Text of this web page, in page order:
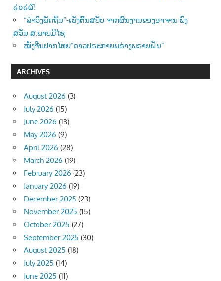
໒໐໒໖!
“ລຳວົງພັດຖິ່ນ“-ເພັງຕົ້ນສບັບ ຈາກຜົນງານຂອງອາຈານ ພົງ
ສວັນ ສ.ພາບມີໄຊ
ໜັງຈີນປາກໄທຍ”ດາວປຣະກາຍພຣ່າງພຣາຍຝັນ”
ARCHIVES
August 2026 (3)
July 2026 (15)
June 2026 (13)
May 2026 (9)
April 2026 (28)
March 2026 (19)
February 2026 (23)
January 2026 (19)
December 2025 (23)
November 2025 (15)
October 2025 (27)
September 2025 (30)
August 2025 (18)
July 2025 (14)
June 2025 (11)